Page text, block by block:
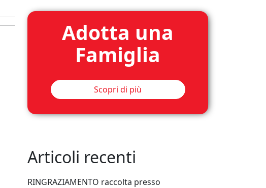
Adotta una
Famiglia
Scopri di più
Articoli recenti
RINGRAZIAMENTO raccolta presso